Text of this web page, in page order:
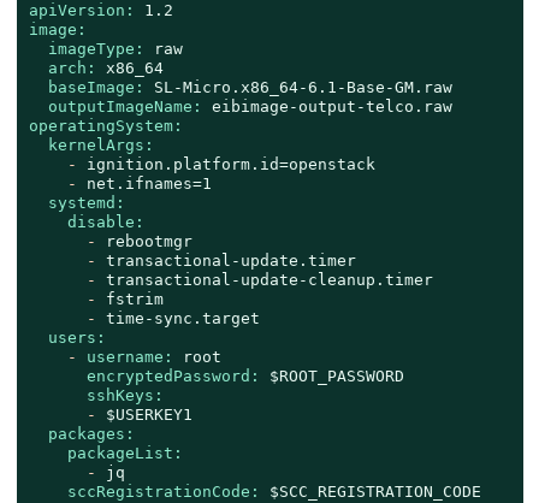
apiVersion:
1.2
image:
imageType:
raw
arch:
x86_64
baseImage:
SL-Micro.x86_64-6.1-Base-GM.raw
outputImageName:
eibimage-output-telco.raw
operatingSystem:
kernelArgs:
-
ignition.platform.id=openstack
-
net.ifnames=1
systemd:
disable:
-
rebootmgr
-
transactional-update.timer
-
transactional-update-cleanup.timer
-
fstrim
-
time-sync.target
users:
-
username:
root
encryptedPassword:
$ROOT_PASSWORD
sshKeys:
-
$USERKEY1
packages:
packageList:
-
jq
sccRegistrationCode:
$SCC_REGISTRATION_CODE